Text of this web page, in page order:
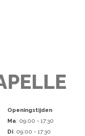
Openingstijden
Ma: 09:00 - 17:30
Di: 09:00 - 17:30